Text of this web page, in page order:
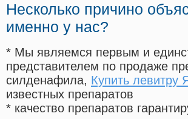
Несколько причино
именно у нас?
* Мы являемся первым и
представителем по продаже
силденафила, Купить левитру
известных препаратов
* качество препаратов